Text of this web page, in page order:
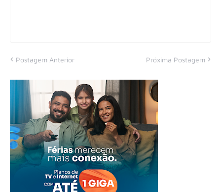
Postagem Anterior Próxima Postagem